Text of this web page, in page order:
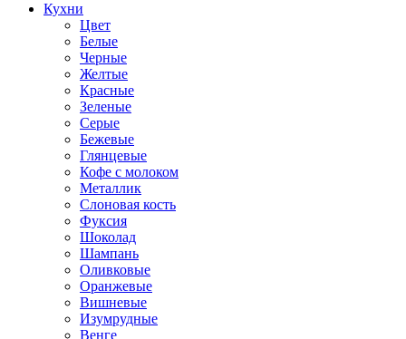
Кухни
Цвет
Белые
Черные
Желтые
Красные
Зеленые
Серые
Бежевые
Глянцевые
Кофе с молоком
Металлик
Слоновая кость
Фуксия
Шоколад
Шампань
Оливковые
Оранжевые
Вишневые
Изумрудные
Венге